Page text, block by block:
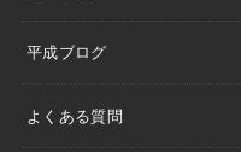
平成ブログ
よくある質問